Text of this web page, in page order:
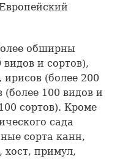
обширны
и сортов),
ирисов (более 200
(более 100 видов и
сортов). Кроме
сада
сорта канн,
хост, примул,